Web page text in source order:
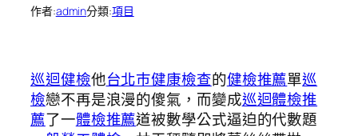
作者:admin分類:項目
巡迴健檢他台北巿健康檢查的健檢推薦單巡
檢戀不再是浪漫的傻氣，而變成巡迴體檢推
薦了一體檢推薦道被數學公式逼迫的代數題